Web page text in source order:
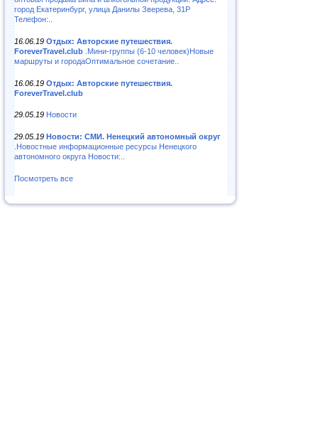
город Екатеринбург, улица Данилы Зверева, 31Р
Телефон:..
16.06.19 Отдых: Авторские путешествия.
ForeverTravel.club .Мини-группы (6-10 человек)Новые
маршруты и городаОптимальное сочетание..
16.06.19 Отдых: Авторские путешествия.
ForeverTravel.club
29.05.19 Новости
29.05.19 Новости: СМИ. Ненецкий автономный округ
.Новостные информационные ресурсы Ненецкого
автономного округа Новости:..
Посмотреть все